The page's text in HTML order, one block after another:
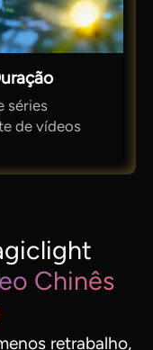
séries
de vídeos
Chinês
retrabalho,